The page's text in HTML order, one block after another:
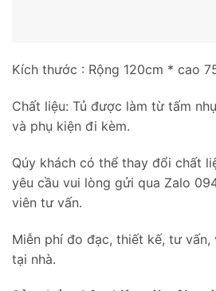
Kích thước : Rộng 120cm * cao
Chất liệu: Tủ được làm từ tấm
và phụ kiện đi kèm.
Qúy khách có thể thay đổi chất
yêu cầu vui lòng gửi qua Zalo
viên tư vấn.
Miễn phí đo đạc, thiết kế, tư vấn,
tại nhà.